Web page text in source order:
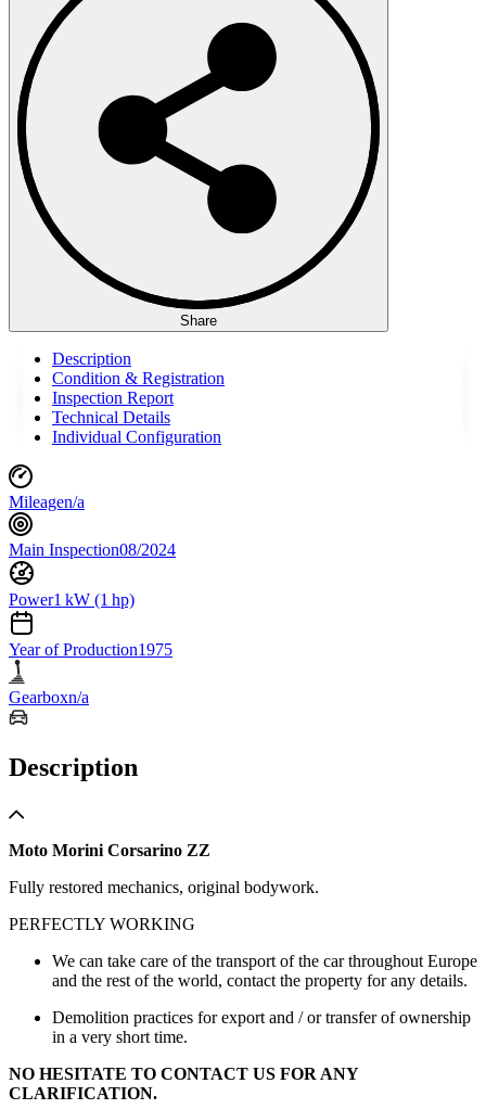
Share
Description
Condition & Registration
Inspection Report
Technical Details
Individual Configuration
Mileagen/a
Main Inspection08/2024
Power1 kW (1 hp)
Year of Production1975
Gearboxn/a
Description
Moto Morini Corsarino ZZ
Fully restored mechanics, original bodywork.
PERFECTLY WORKING
We can take care of the transport of the car throughout Europe
and the rest of the world, contact the property for any details.
Demolition practices for export and / or transfer of ownership
in a very short time.
NO HESITATE TO CONTACT US FOR ANY
CLARIFICATION.